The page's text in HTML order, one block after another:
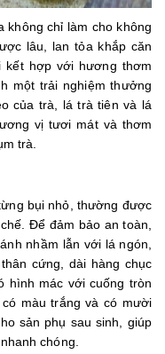
không chỉ làm cho không
lâu, lan tỏa khắp căn
kết hợp với hương thơm
một trải nghiệm thưởng
của trà, lá trà tiên và lá
vị tươi mát và thơm
trà.
bụi nhỏ, thường được
Để đảm bảo an toàn,
nhầm lẫn với lá ngón,
cứng, dài hàng chục
hình mác với cuống tròn
màu trắng và có mười
sản phụ sau sinh, giúp
chóng.